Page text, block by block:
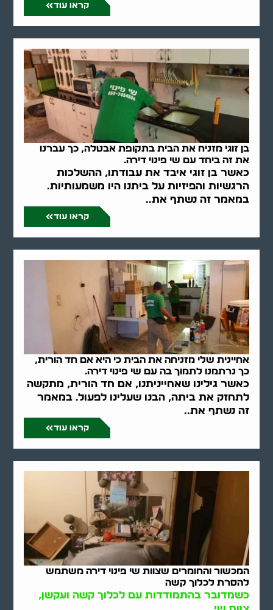
קראו עוד
בן זוגי מזניח את הבית בתקופת אבטלה, כך עברנו
את זה ביחד עם שי פינוי דירה.
כאשר בן זוגי איבד את עבודתו, ההשלכות
הרגשיות והפיזיות על ביתנו היו משמעותיות.
במאמר זה נשתף את..
קראו עוד
אחיינית שלי מזניחה את הבית כי היא אם חד הורית,
כך נרתמנו לתמוך בה עם שי פינוי דירה.
כאשר גילינו שאחייניתנו, אם חד הורית, מתקשה
לתחזק את ביתה, הבנו שעלינו לפעול. במאמר
זה נשתף את..
קראו עוד
המכשור והחומרים שצוות שי פינוי דירה משתמש
להסרת לכלוך קשה
כשמדובר בהתמודדות עם לכלוך קשה ועקשן,